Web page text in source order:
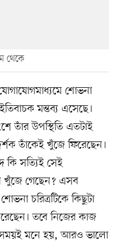
থেকে
শোভনা
মন্তব্য এসেছে।
তাঁর উপস্থিতি এতটাই
তাঁকেই খুঁজে ফিরেছেন।
কি সত্যিই সেই
খুঁজে গেছেন? এসব
চরিত্রটিকে কিছুটা
তবে নিজের কাজ
সময়ই মনে হয়, আরও ভালো